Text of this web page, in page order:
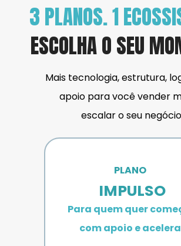
3 PLANOS. 1
ESCOLHA O SEU
Mais tecnologia, estrutura,
apoio para você vender
escalar o seu
PLANO
IMPULSO
Para quem quer
com apoio e